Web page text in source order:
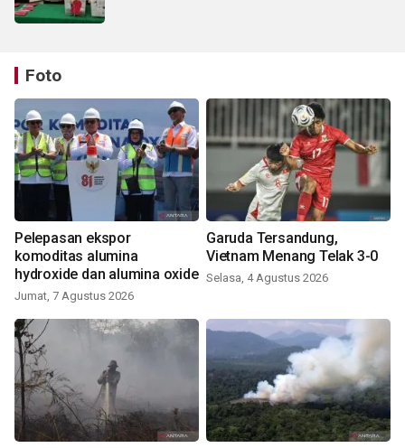
Foto
Pelepasan ekspor
komoditas alumina
hydroxide dan alumina oxide
Jumat, 7 Agustus 2026
Garuda Tersandung,
Vietnam Menang Telak 3-0
Selasa, 4 Agustus 2026